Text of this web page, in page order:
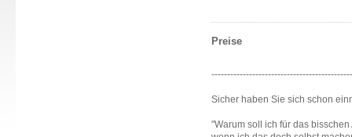
Preise
Sicher haben Sie sich schon
"Warum soll ich für das